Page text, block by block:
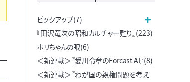
ピックアップ(7)
『田沢竜次の昭和カルチャー甦り』(223)
ホリちゃんの眼(6)
＜新連載＞『愛川令章のForcast AI』(8)
＜新連載＞『わが国の親権問題を考え